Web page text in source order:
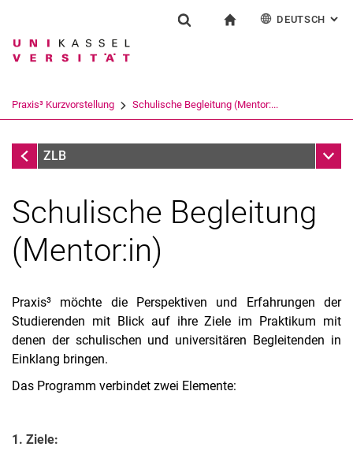
Springe direkt zu: Inhalt
Springe direkt zu: Suche
Springe direkt zu:
Suchbegriff
Suchen (öffnet externen Link in einem
DEUTSCH :
Praxis³ Kurzvorstellung Schulische Begleitung (Mentor:...
Praxis³ Kurzvorstellung
ZLB
Grundpraktikum (MPO 2023)
Schulische Begleitung
(Mentor:in)
Praxis³ möchte die Perspektiven und Erfahrungen der
Studierenden mit Blick auf ihre Ziele im Praktikum mit
denen der schulischen und universitären Begleitenden in
Einklang bringen.
Das Programm verbindet zwei Elemente:
1. Ziele: